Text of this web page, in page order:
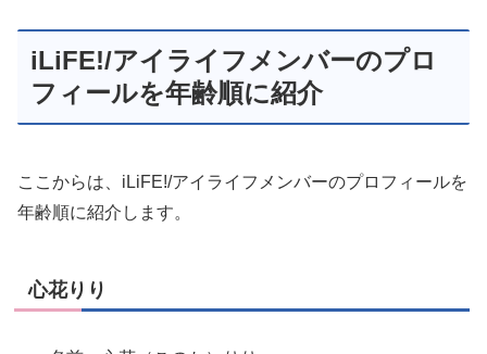
iLiFE!/アイライフメンバーのプロ
フィールを年齢順に紹介
ここからは、iLiFE!/アイライフメンバーのプロフィールを
年齢順に紹介します。
心花りり